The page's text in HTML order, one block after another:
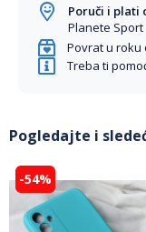
Poruči i plati
Planete Sport
Povrat u roku
Treba ti
Pogledajte i
-54%